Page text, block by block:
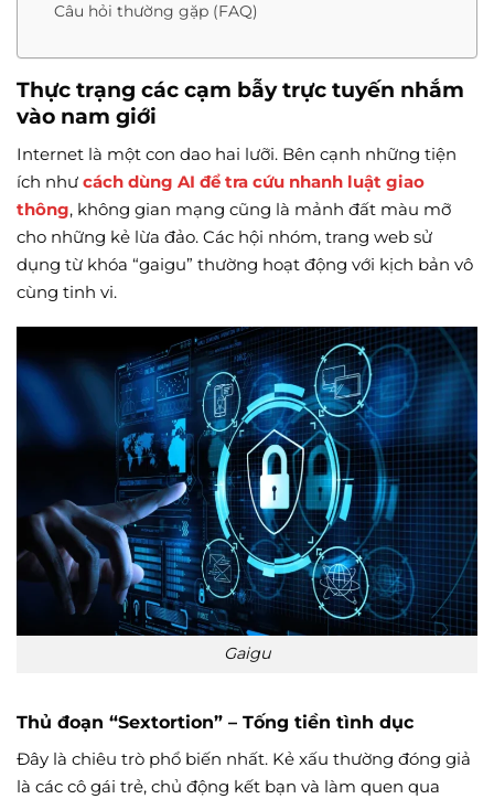
Câu hỏi thường gặp (FAQ)
Thực trạng các cạm bẫy trực tuyến nhắm
vào nam giới
Internet là một con dao hai lưỡi. Bên cạnh những tiện
ích như cách dùng AI để tra cứu nhanh luật giao
thông, không gian mạng cũng là mảnh đất màu mỡ
cho những kẻ lừa đảo. Các hội nhóm, trang web sử
dụng từ khóa “gaigu” thường hoạt động với kịch bản vô
cùng tinh vi.
Gaigu
Thủ đoạn “Sextortion” – Tống tiền tình dục
Đây là chiêu trò phổ biến nhất. Kẻ xấu thường đóng giả
là các cô gái trẻ, chủ động kết bạn và làm quen qua